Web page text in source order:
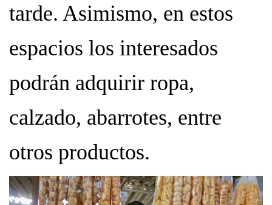
tarde. Asimismo, en estos
espacios los interesados
podrán adquirir ropa,
calzado, abarrotes, entre
otros productos.